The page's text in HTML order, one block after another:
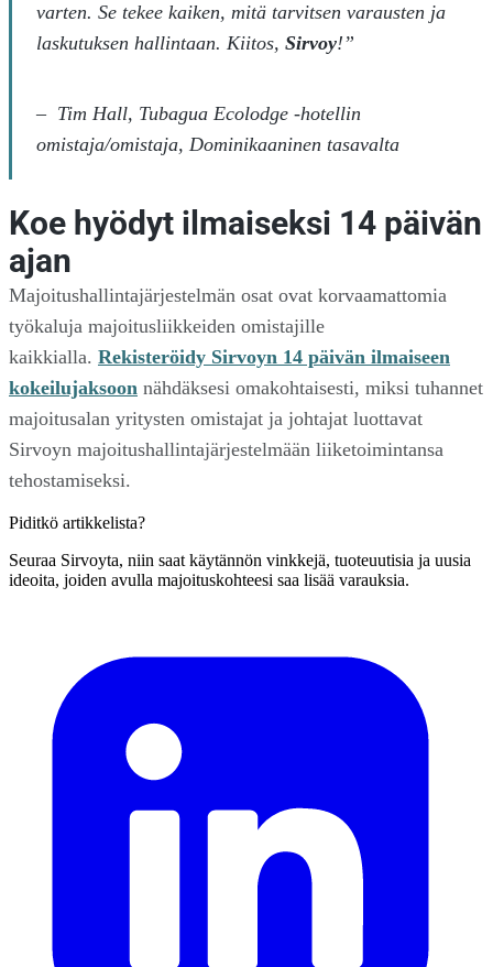
varten. Se tekee kaiken, mitä tarvitsen varausten ja
laskutuksen hallintaan. Kiitos,Sirvoy!”
– Tim Hall, Tubagua Ecolodge -hotellin
omistaja/omistaja, Dominikaaninen tasavalta
Koe hyödyt ilmaiseksi 14 päivän
ajan
Majoitushallintajärjestelmän osat ovat korvaamattomia
työkaluja majoitusliikkeiden omistajille
kaikkialla. Rekisteröidy Sirvoyn 14 päivän ilmaiseen
kokeilujaksoon nähdäksesi omakohtaisesti, miksi tuhannet
majoitusalan yritysten omistajat ja johtajat luottavat
Sirvoyn majoitushallintajärjestelmään liiketoimintansa
tehostamiseksi.
Piditkö artikkelista?
Seuraa Sirvoyta, niin saat käytännön vinkkejä, tuoteuutisia ja uusia
ideoita, joiden avulla majoituskohteesi saa lisää varauksia.